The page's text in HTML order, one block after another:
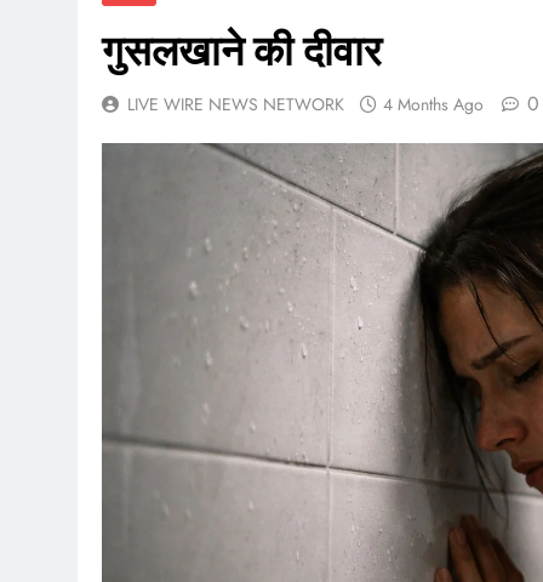
गुसलखाने की दीवार
LIVE WIRE NEWS NETWORK 4 Months Ago 0